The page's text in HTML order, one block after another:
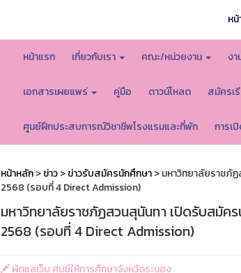
ห
หน้าแรก เกี่ยวกับเรา คณะ/หน่วยงาน ง
เอกสารเผยแพร่ คู่มือ ดาวน์โหลด สมัครเ
ศูนย์ฝึกประสบการณ์วิชาชีพโรงแรมและที่พัก การเ
หน้าหลัก>ข่าว>ข่าวรับสมัครนักศึกษา> มหาวิทยาลัยราชภั
2568 (รอบที่ 4 Direct Admission)
มหาวิทยาลัยราชภัฏสวนสุนันทา เปิดรับสมั
2568 (รอบที่ 4 Direct Admission)
ผู้ดูแลเว็บ ศูนย์ให้การศึกษาจังหวัดระนอง